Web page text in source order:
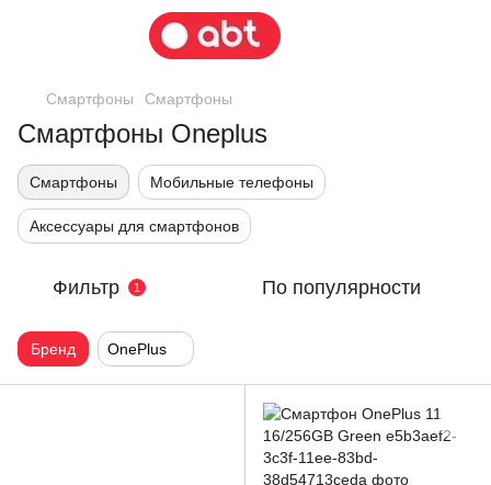
Смартфоны Смартфоны
Смартфоны Oneplus
Смартфоны Мобильные телефоны
Аксессуары для смартфонов
Фильтр 1 По популярности
Бренд OnePlus